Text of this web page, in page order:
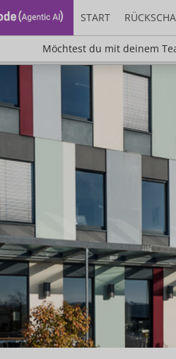
START
Möchtest du mit deinem
du mit deinem Team